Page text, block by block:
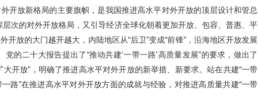
开放新格局的主要旗帜，是我国推进高水平对外开放的顶层设计和管总
次的对外开放格局，又引导经济全球化朝着更加开放、包容、普惠、平
开放的大门越开越大，内陆地区从“后卫”变成“前锋”，沿海地区开放发展
的二十大报告提出了“推动共建‘一带一路’高质量发展”的要求，做出了
开放”，明确了推进高水平对外开放的新举措、新要求。站在共建“一带
路”在推进高水平对外开放方面的成就与经验，对推进高质量共建“一带